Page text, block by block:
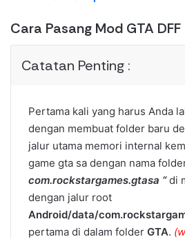
Cara Pasang Mod GTA DFF
Catatan Penting :
Pertama kali yang harus Anda
dengan membuat folder baru
jalur utama memori internal
game gta sa dengan nama
com.rockstargames.gtasa “di
dengan jalur root
Android/data/
pertama di dalam folder GTA.